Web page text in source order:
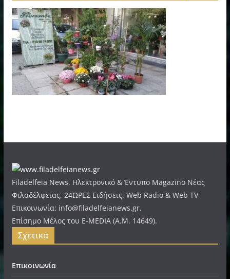
Filadelfeia News. Ηλεκτρονικό & Έντυπο Magazino Νέας
Φιλαδέλφειας, 24ΩΡΕΣ Ειδήσεις. Web Radio & Web TV
Επικοινωνία: info@filadelfeianews.gr.
Επίσημο Μέλος του E-MEDIA (A.M. 14649).
Σχετικά
Επικοινωνία